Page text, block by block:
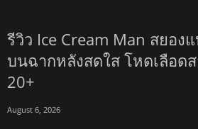
August 6, 2026